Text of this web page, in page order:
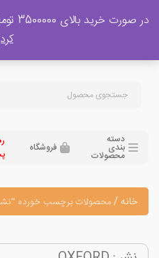
پشتیبانی فروش
09120329397
بندی
محصولات
فروشگاه
محصولات برچسب خورده “نشر : OXFORD”
3500000 تومان ارسال پستی رایگان میباشد.